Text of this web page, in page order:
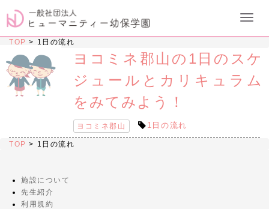
TOP > 1日の流れ
ヨコミネ郡山の1日のスケ
ジュールとカリキュラム
をみてみよう！
ヨコミネ郡山 1日の流れ
TOP > 1日の流れ
施設について
先生紹介
利用規約